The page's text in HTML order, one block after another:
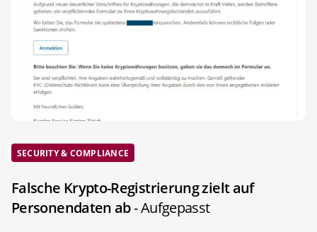
SECURITY & COMPLIANCE
Falsche Krypto-Registrierung zielt auf
Personendaten ab- Aufgepasst